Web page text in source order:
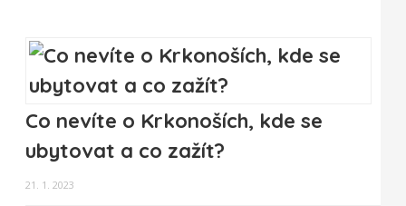
Co nevíte o Krkonoších, kde se
ubytovat a co zažít?
21. 1. 2023